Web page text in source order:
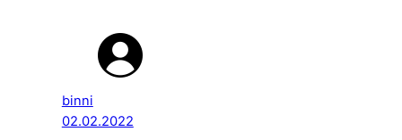
binni
02.02.2022